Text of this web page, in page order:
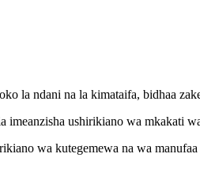
la ndani na la kimataifa, bidhaa
ushirikiano wa mkakati
wa kutegemewa na wa